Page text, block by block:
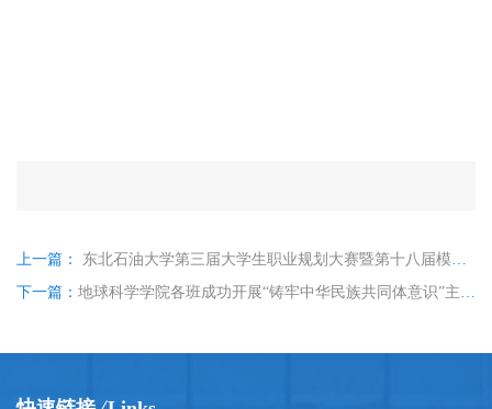
上一篇： 东北石油大学第三届大学生职业规划大赛暨第十八届模拟招聘大赛 地球科学学院院赛活动通知
下一篇： 地球科学学院各班成功开展“铸牢中华民族共同体意识”主题班会